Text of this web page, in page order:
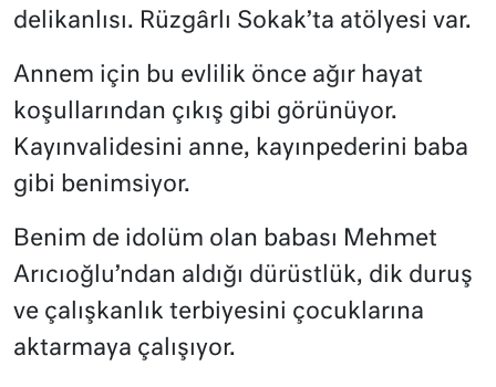
delikanlısı. Rüzgârlı Sokak’ta atölyesi var.
Annem için bu evlilik önce ağır hayat
koşullarından çıkış gibi görünüyor.
Kayınvalidesini anne, kayınpederini baba
gibi benimsiyor.
Benim de idolüm olan babası Mehmet
Arıcıoğlu’ndan aldığı dürüstlük, dik duruş
ve çalışkanlık terbiyesini çocuklarına
aktarmaya çalışıyor.